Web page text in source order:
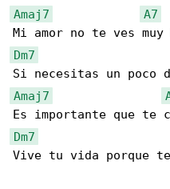
Amaj7
A7
Dm7
Amaj7
Dm7
Vive tu vida porque